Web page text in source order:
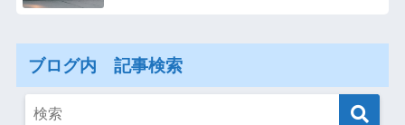
ブログ内 記事検索